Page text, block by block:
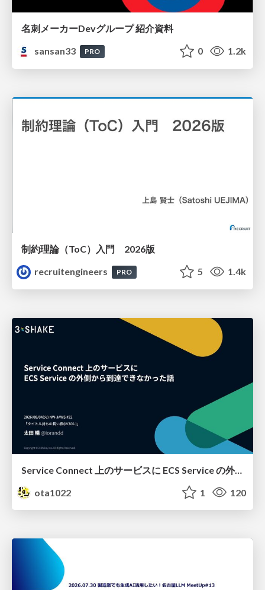
名刺メーカーDevグループ 紹介資料
sansan33
PRO 0 1.2k
制約理論（ToC）入門 2026版
recruitengineers
PRO 5 1.4k
Service Connect 上のサービスに ECS Service の外側から到達できなかった話
ota1022
1 120